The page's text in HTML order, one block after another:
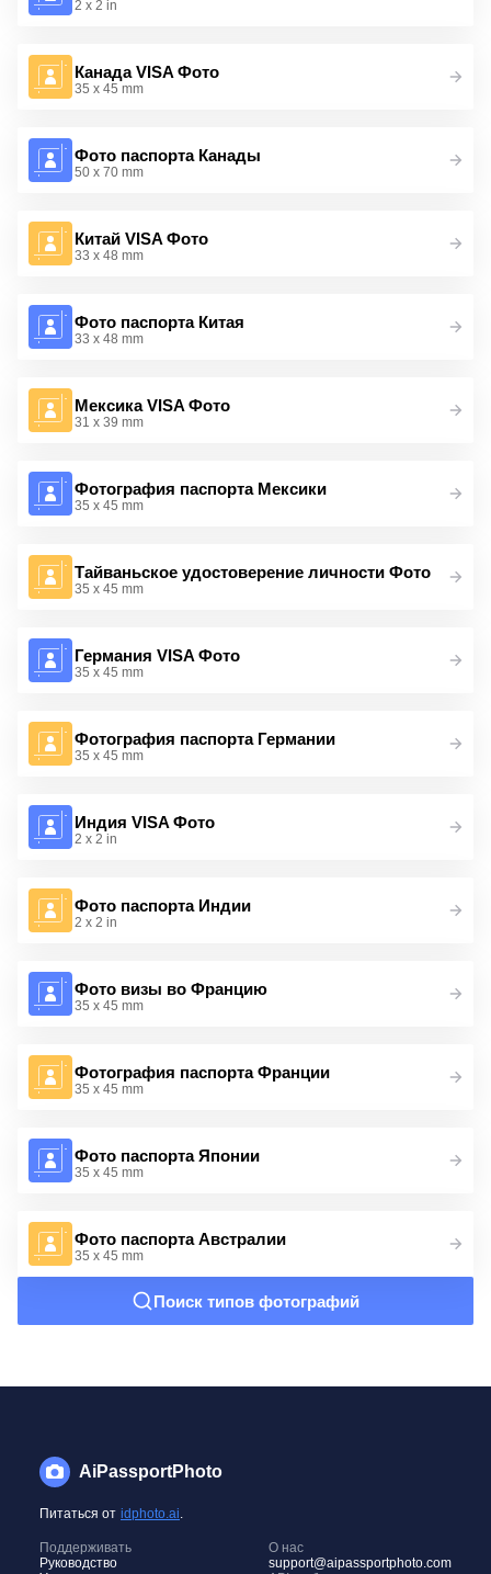
2 x 2 in
Канада VISA Фото
35 x 45 mm
Фото паспорта Канады
50 x 70 mm
Китай VISA Фото
33 x 48 mm
Фото паспорта Китая
33 x 48 mm
Мексика VISA Фото
31 x 39 mm
Фотография паспорта Мексики
35 x 45 mm
Тайваньское удостоверение личности Фото
35 x 45 mm
Германия VISA Фото
35 x 45 mm
Фотография паспорта Германии
35 x 45 mm
Индия VISA Фото
2 x 2 in
Фото паспорта Индии
2 x 2 in
Фото визы во Францию
35 x 45 mm
Фотография паспорта Франции
35 x 45 mm
Фото паспорта Японии
35 x 45 mm
Фото паспорта Австралии
35 x 45 mm
Поиск типов фотографий
AiPassportPhoto
Питаться от idphoto.ai.
Поддерживать
Руководство
О нас
support@aipassportphoto.com